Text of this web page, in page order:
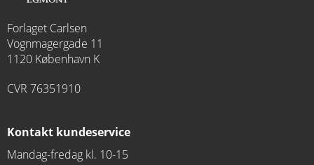
Forlaget Carlsen
Vognmagergade 11
1120 København K
CVR 76351910
Kontakt kundeservice
Mandag-fredag kl. 10-15